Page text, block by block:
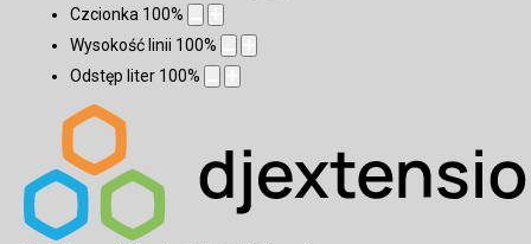
Czcionka 100%
Wysokość linii 100%
Odstęp liter 100%